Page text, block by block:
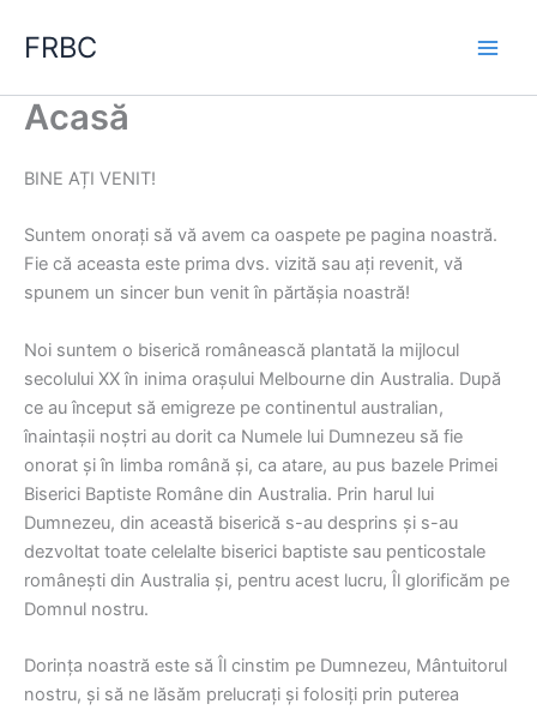
FRBC
Acasă
BINE AȚI VENIT!
Suntem onorați să vă avem ca oaspete pe pagina noastră.
Fie că aceasta este prima dvs. vizită sau ați revenit, vă
spunem un sincer bun venit în părtășia noastră!
Noi suntem o biserică românească plantată la mijlocul
secolului XX în inima orașului Melbourne din Australia. După
ce au început să emigreze pe continentul australian,
înaintașii noștri au dorit ca Numele lui Dumnezeu să fie
onorat și în limba română și, ca atare, au pus bazele Primei
Biserici Baptiste Române din Australia. Prin harul lui
Dumnezeu, din această biserică s-au desprins și s-au
dezvoltat toate celelalte biserici baptiste sau penticostale
românești din Australia și, pentru acest lucru, Îl glorificăm pe
Domnul nostru.
Dorința noastră este să Îl cinstim pe Dumnezeu, Mântuitorul
nostru, și să ne lăsăm prelucrați și folosiți prin puterea